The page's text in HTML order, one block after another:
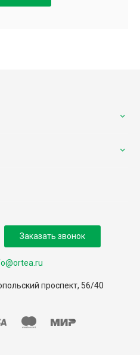
проспект, 56/40
Заказать звонок